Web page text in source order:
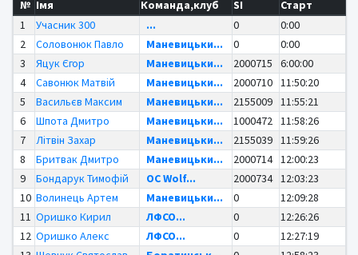
№ Імя Команда,клуб SI
Старт
1
Учасник 300 ... 0
0:00
2
Соловонюк Павло Маневицьки... 0
0:00
3
Яцук Єгор Маневицьки... 2000715
6:00:00
4
Савонюк Матвій Маневицьки... 2000710 11:50:20
5
Васильєв Максим Маневицьки... 2155009 11:55:21
6
Шпота Дмитро Маневицьки... 1000472 11:58:26
7
Літвін Захар Маневицьки... 2155039 11:59:26
8
Бритвак Дмитро Маневицьки... 2000714 12:00:23
9
Бондарук Тимофій OC Wolf... 2000734 12:03:23
10 Волинець Артем Маневицьки... 0
12:09:28
11 Оришко Кирил ЛФСО... 0
12:26:26
12 Оришко Алекс ЛФСО... 0
12:27:19